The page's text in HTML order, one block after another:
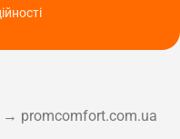
→ promcomfort.com.ua